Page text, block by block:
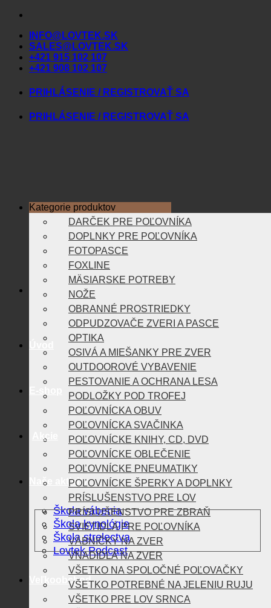
Skip
contentINFO@LOVTEK.SK
SALES@LOVTEK.SK
+421 915 102 107
+421 908 102 107
PRIHLÁSENIE / REGISTROVAŤ SA
PRIHLÁSENIE / REGISTROVAŤ SA
Akcie
Naše aktivity
Škola vábenia
Škola kynológie
Škola strelectva
Lovtek Podcast
Veľkoobchod
Kategorie produktov
DARČEK PRE POĽOVNÍKA
DOPLNKY PRE POĽOVNÍKA
FOTOPASCE
FOXLINE
MÄSIARSKE POTREBY
NOŽE
OBRANNÉ PROSTRIEDKY
ODPUDZOVAČE ZVERI A PASCE
OPTIKA
OSIVÁ A MIEŠANKY PRE ZVER
OUTDOOROVÉ VYBAVENIE
PESTOVANIE A OCHRANA LESA
PODLOŽKY POD TROFEJ
POĽOVNÍCKA OBUV
POĽOVNÍCKA SVAČINKA
POĽOVNÍCKE KNIHY, CD, DVD
POĽOVNÍCKE OBLEČENIE
POĽOVNÍCKE PNEUMATIKY
POĽOVNÍCKE ŠPERKY A DOPLNKY
PRÍSLUŠENSTVO PRE LOV
PRÍSLUŠENSTVO PRE ZBRAŇ
SVIETIDLÁ PRE POĽOVNÍKA
VÁBNIČKY NA ZVER
VNADIDLÁ NA ZVER
VŠETKO NA SPOLOČNÉ POĽOVAČKY
VŠETKO POTREBNÉ NA JELENIU RUJU
VŠETKO PRE LOV SRNCA